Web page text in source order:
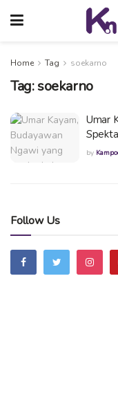
Home Tag soekarno
Tag:soekarno
Umar
by
Follow Us